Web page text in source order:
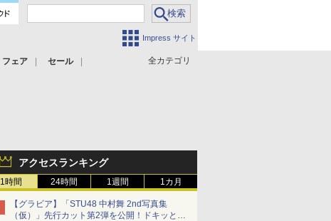
Impress サイト
全カテゴリ
フェア セール
アクセスランキング
1時間 24時間 1週間 1カ月
【グラビア】「STU48 中村舞 2nd写真集
（仮）」先行カット第2弾を公開！ドキッとす